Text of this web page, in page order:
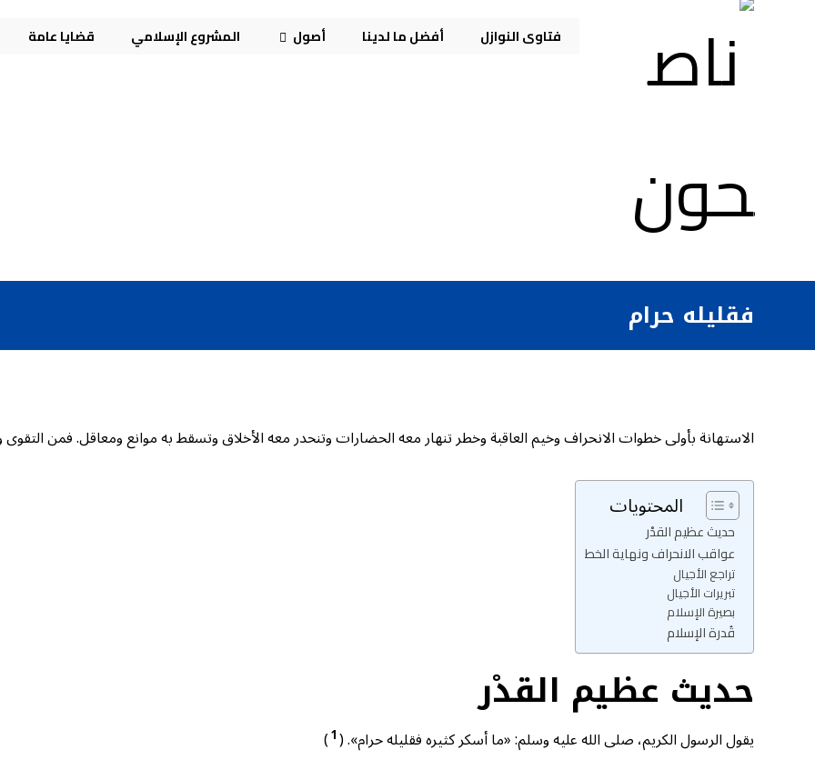
فتاوى النوازل أفضل ما لدينا أصول المشروع الإسلامي قضايا عامة
فقليله حرام
الاستهانة بأولى خطوات الانحراف وخيم العاقبة وخطر تنهار معه الحضارات وتنحدر معه الأخلاق وتسقط به موانع ومعاقل. فمن
المحتويات
حديث عظيم القدْر
عواقب الانحراف ونهاية الخط
تراجع الأجيال
تبريرات الأجيال
بصيرة الإسلام
قُدرة الإسلام
حديث عظيم القدْر
يقول الرسول الكريم، صلى الله عليه وسلم: «ما أسكر كثيره فقليله حرام». (1
)